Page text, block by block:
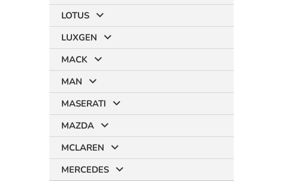
LOTUS
LUXGEN
MACK
MAN
MASERATI
MAZDA
MCLAREN
MERCEDES